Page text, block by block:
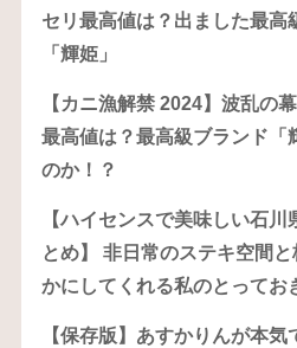
セリ最高値は？出ました最高
「輝姫」
【カニ漁解禁 2024】波乱の
最高値は？最高級ブランド「
のか！？
【ハイセンスで美味しい石
とめ】 非日常のステキ空間
かにしてくれる私のとってお
【保存版】あすかりんが本